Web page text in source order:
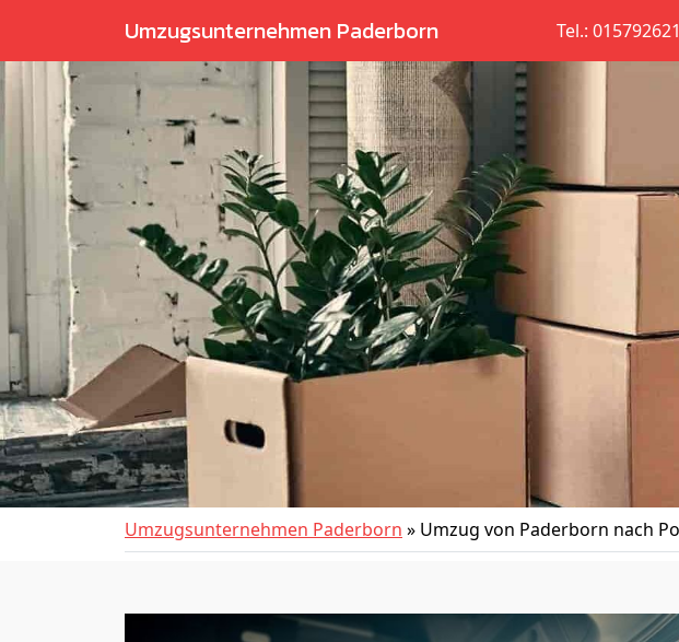
Umzugsunternehmen Paderborn Tel.:
Umzugsunternehmen Paderborn » Umzug von Paderborn nach